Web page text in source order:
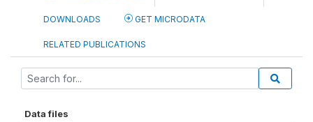
DOWNLOADS GET MICRODATA
RELATED PUBLICATIONS
Data files